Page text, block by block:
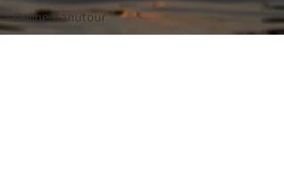
Online-Kanutour